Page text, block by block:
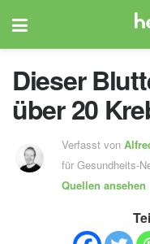
Dieser
über 20
Verfasst von
für Gesundheits-
Quellen ansehen